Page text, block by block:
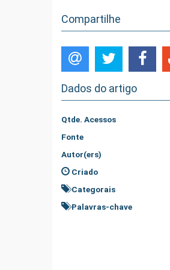
Compartilhe
Dados do artigo
Qtde. Acessos
Fonte
Autor(ers)
Criado
Categorais
Palavras-chave